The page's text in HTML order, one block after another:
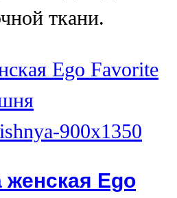
ткани.
женская Ego